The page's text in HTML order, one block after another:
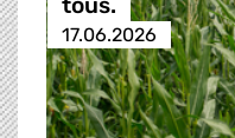
17.06.2026